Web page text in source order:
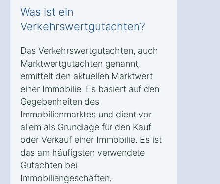
Was ist ein
Verkehrswertgutachten?
Das Verkehrswertgutachten, auch
Marktwertgutachten genannt,
ermittelt den aktuellen Marktwert
einer Immobilie. Es basiert auf den
Gegebenheiten des
Immobilienmarktes und dient vor
allem als Grundlage für den Kauf
oder Verkauf einer Immobilie. Es ist
das am häufigsten verwendete
Gutachten bei
Immobiliengeschäften.